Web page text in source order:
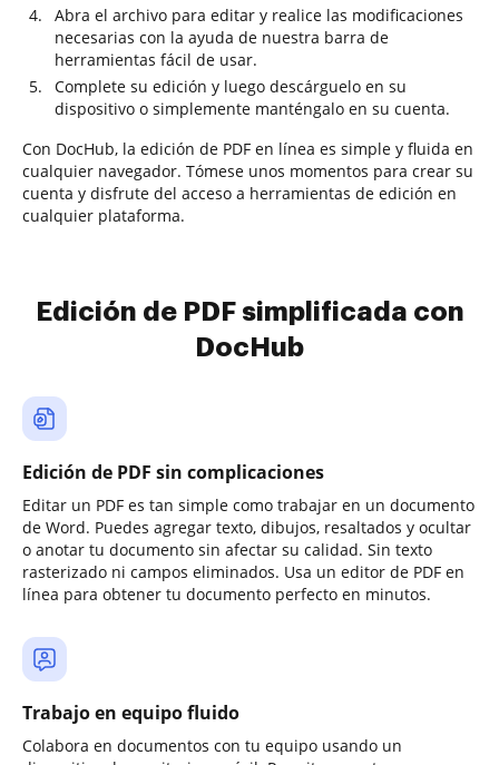
Abra el archivo para editar y realice las modificaciones
necesarias con la ayuda de nuestra barra de
herramientas fácil de usar.
Complete su edición y luego descárguelo en su
dispositivo o simplemente manténgalo en su cuenta.
Con DocHub, la edición de PDF en línea es simple y fluida en
cualquier navegador. Tómese unos momentos para crear su
cuenta y disfrute del acceso a herramientas de edición en
cualquier plataforma.
Edición de PDF simplificada con
DocHub
Edición de PDF sin complicaciones
Editar un PDF es tan simple como trabajar en un documento
de Word. Puedes agregar texto, dibujos, resaltados y ocultar
o anotar tu documento sin afectar su calidad. Sin texto
rasterizado ni campos eliminados. Usa un editor de PDF en
línea para obtener tu documento perfecto en minutos.
Trabajo en equipo fluido
Colabora en documentos con tu equipo usando un